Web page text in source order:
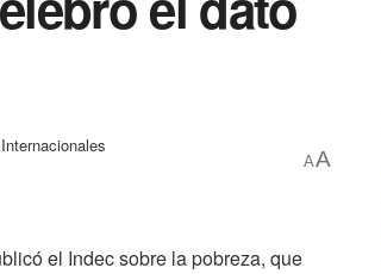
Internacionales
AA
el Indec sobre la pobreza, que